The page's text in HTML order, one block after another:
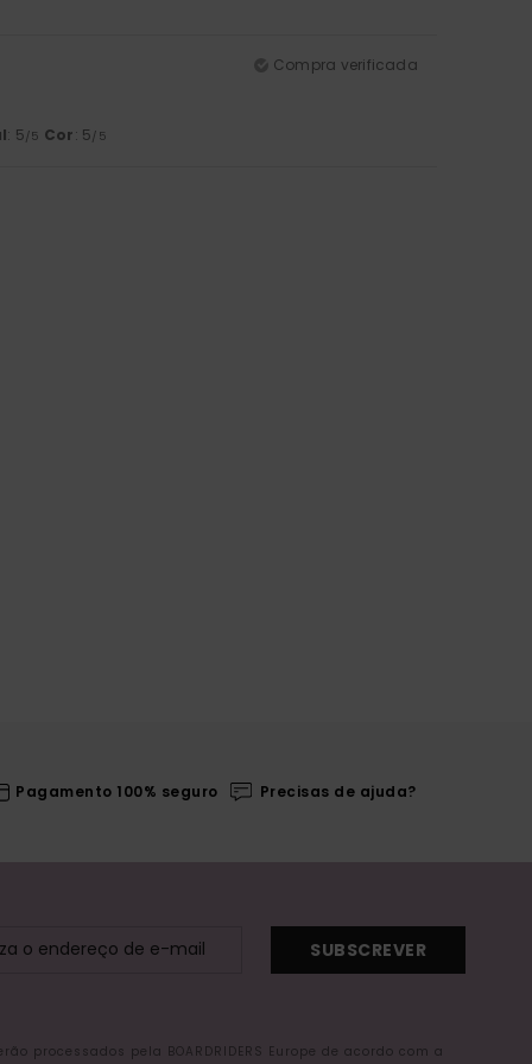
Compra verificada
: 5/5 Cor: 5/5
Pagamento 100% seguro Precisas de ajuda?
SUBSCREVER
pela BOARDRIDERS Europe de acordo com a